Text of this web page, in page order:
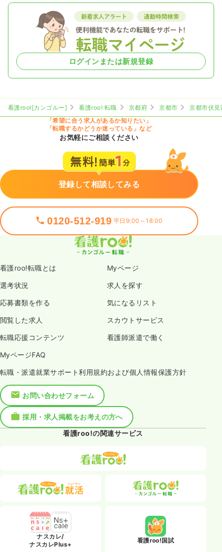
ログインまたは新規登録
看護roo![カンゴルー] 看護roo! 転職 京都府 京都市
京都市伏見
「希望に合う求人があるか知りたい」
「転職するかどうか迷っている」など
お気軽にご相談ください
登録して相談してみる
0120-512-919 平日9:00～18:00
看護roo!転職とは Myページ
選考状況 求人を探す
応募書類を作る 気になるリスト
閲覧した求人 スカウトサービス
転職応援コンテンツ 看護師派遣で働く
MyページFAQ
転職・派遣就業サポート利用規約および個人情報保護方針
お問い合わせフォーム
採用・求人掲載をお考えの方へ
看護roo!の関連サービス
ナスカレ/
ナスカレPlus+
看護roo!国試